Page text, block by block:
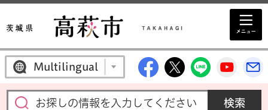
Multilingual 高萩市公式
高萩市公式X
高萩市
高